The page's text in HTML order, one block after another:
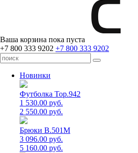
Ваша корзина пока пуста
+7 800 333 9202 +7 800 333 9202
Новинки
Футболка Top.942
1 530.00 руб.
2 550.00 руб.
Брюки B.501M
3 096.00 руб.
5 160.00 руб.